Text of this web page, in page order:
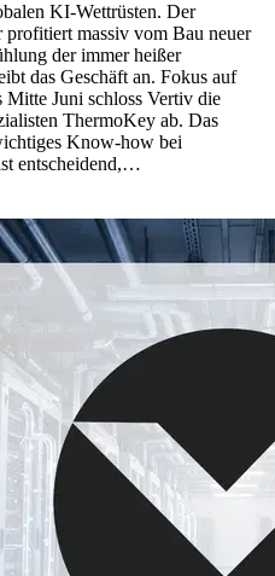
KI-Wettrüsten. Der
massiv vom Bau neuer
der immer heißer
das Geschäft an. Fokus auf
Mitte Juni schloss Vertiv die
ThermoKey ab. Das
Know-how bei
entscheidend,…